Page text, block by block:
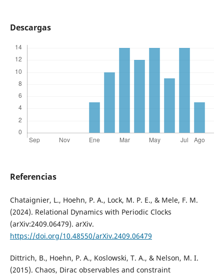
Descargas
Referencias
Chataignier, L., Hoehn, P. A., Lock, M. P. E., & Mele, F. M.
(2024). Relational Dynamics with Periodic Clocks
(arXiv:2409.06479). arXiv.
https://doi.org/10.48550/arXiv.2409.06479
Dittrich, B., Hoehn, P. A., Koslowski, T. A., & Nelson, M. I.
(2015). Chaos, Dirac observables and constraint